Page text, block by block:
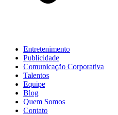
Entretenimento
Publicidade
Comunicação Corporativa
Talentos
Equipe
Blog
Quem Somos
Contato